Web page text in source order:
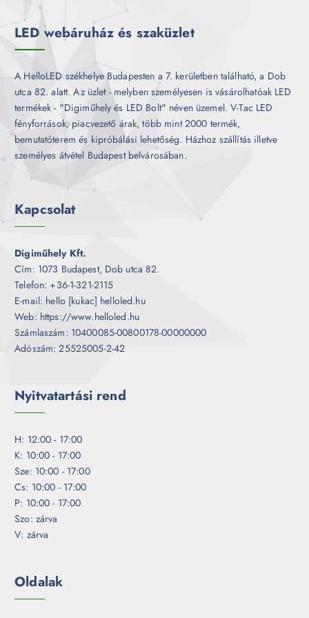
LED webáruház és szaküzlet
A HelloLED székhelye Budapesten a 7. kerületben található, a Dob
utca 82. alatt. Az üzlet - melyben személyesen is vásárolhatóak LED
termékek - "Digiműhely és LED Bolt" néven üzemel. V-Tac LED
fényforrások, piacvezető árak, több mint 2000 termék,
bemutatóterem és kipróbálási lehetőség. Házhoz szállítás illetve
személyes átvétel Budapest belvárosában.
Kapcsolat
Digiműhely Kft.
Cím: 1073 Budapest, Dob utca 82.
Telefon: +36-1-321-2115
E-mail: hello [kukac] helloled.hu
Web: https://www.helloled.hu
Számlaszám: 10400085-00800178-00000000
Adószám: 25525005-2-42
Nyitvatartási rend
H: 12:00 - 17:00
K: 10:00 - 17:00
Sze: 10:00 - 17:00
Cs: 10:00 - 17:00
P: 10:00 - 17:00
Szo: zárva
V: zárva
Oldalak